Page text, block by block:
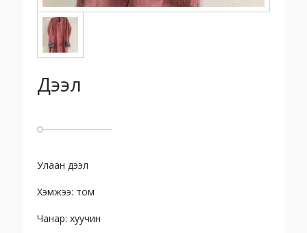
Дээл
Улаан дээл
Хэмжээ: том
Чанар: хуучин